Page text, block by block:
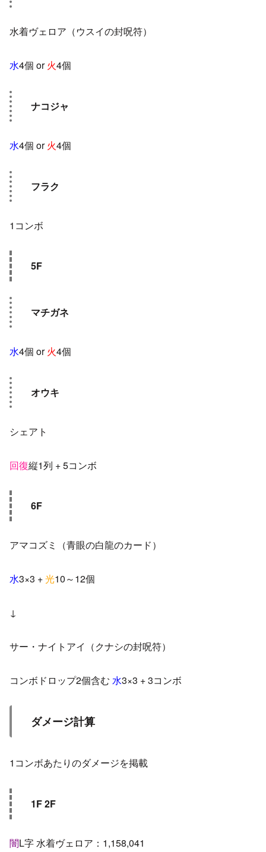
水着ヴェロア（ウスイの封呪符）
水4個 or火4個
ナコジャ
水4個 or火4個
フラク
1コンボ
5F
マチガネ
水4個 or火4個
オウキ
シェアト
回復縦1列 + 5コンボ
6F
アマコズミ（青眼の白龍のカード）
水3×3 +光10～12個
↓
サー・ナイトアイ（クナシの封呪符）
コンボドロップ2個含む 水3×3 + 3コンボ
ダメージ計算
1コンボあたりのダメージを掲載
1F 2F
闇L字 水着ヴェロア：1,158,041